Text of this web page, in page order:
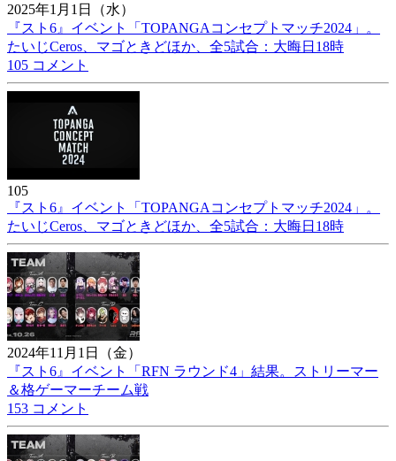
2025年1月1日（水）
『スト6』イベント「TOPANGAコンセプトマッチ2024」。
たいじCeros、マゴときどほか、全5試合：大晦日18時
105 コメント
105
『スト6』イベント「TOPANGAコンセプトマッチ2024」。
たいじCeros、マゴときどほか、全5試合：大晦日18時
2024年11月1日（金）
『スト6』イベント「RFN ラウンド4」結果。ストリーマー
＆格ゲーマーチーム戦
153 コメント